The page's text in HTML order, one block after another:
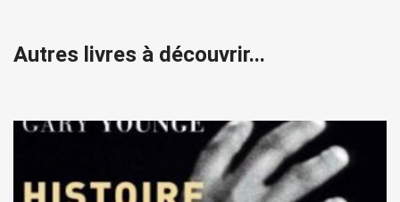
Autres livres à découvrir...